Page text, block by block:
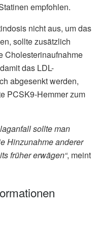
empfohlen.
nicht aus, um das
sollte zusätzlich
Cholesterinaufnahme
das LDL-
abgesenkt werden,
PCSK9-Hemmer zum
sollte man
Hinzunahme anderer
früher erwägen“, meint